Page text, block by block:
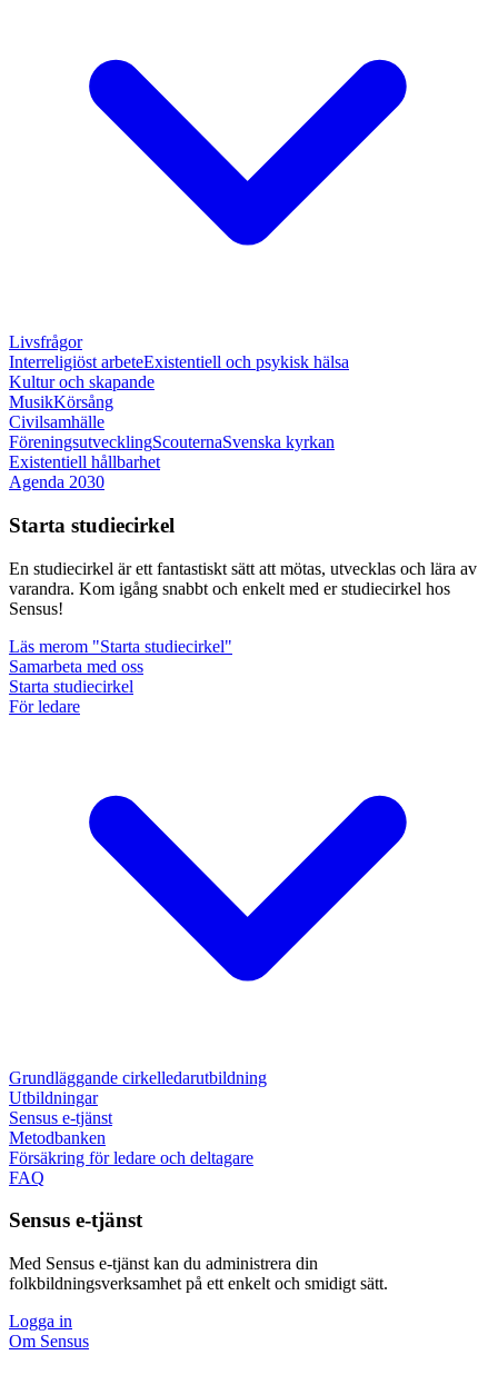
Livsfrågor
Interreligiöst arbeteExistentiell och psykisk hälsa
Kultur och skapande
MusikKörsång
Civilsamhälle
FöreningsutvecklingScouternaSvenska kyrkan
Existentiell hållbarhet
Agenda 2030
Starta studiecirkel
En studiecirkel är ett fantastiskt sätt att mötas, utvecklas och lära av
varandra. Kom igång snabbt och enkelt med er studiecirkel hos
Sensus!
Läs merom "Starta studiecirkel"
Samarbeta med oss
Starta studiecirkel
För ledare
Grundläggande cirkelledarutbildning
Utbildningar
Sensus e-tjänst
Metodbanken
Försäkring för ledare och deltagare
FAQ
Sensus e-tjänst
Med Sensus e-tjänst kan du administrera din
folkbildningsverksamhet på ett enkelt och smidigt sätt.
Logga in
Om Sensus